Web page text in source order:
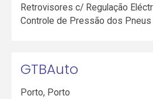
Retrovisores c/ Regulação
Controle de Pressão dos Pneus
GTBAuto
Porto, Porto